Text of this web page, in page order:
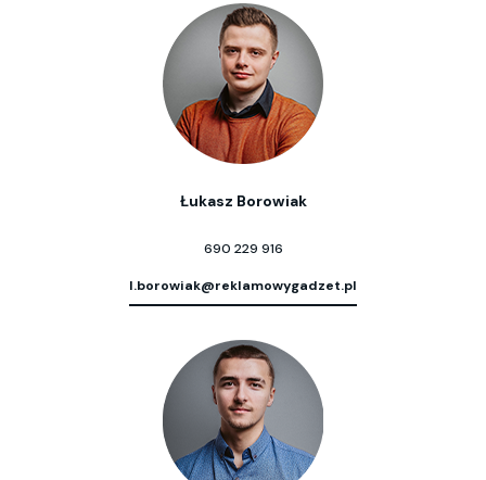
Łukasz Borowiak
690 229 916
l.borowiak@reklamowygadzet.pl